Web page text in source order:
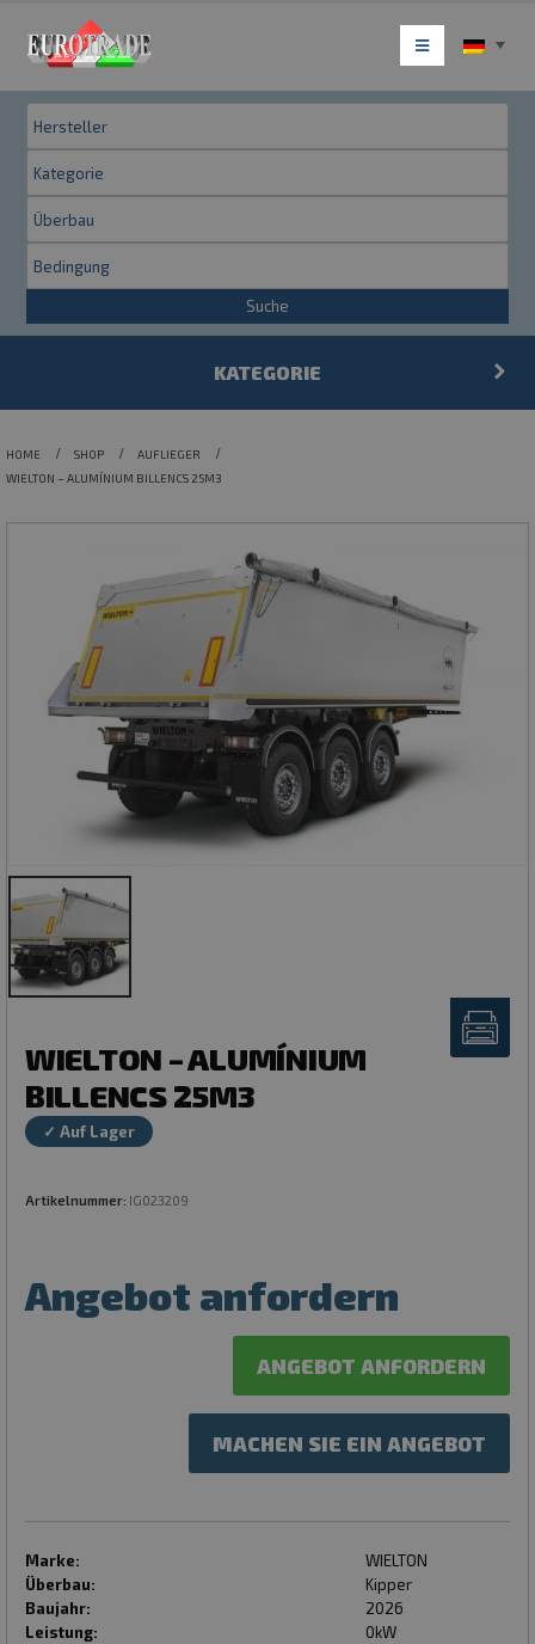
Suche
KATEGORIE
HOME SHOP
AUFLIEGER
WIELTON – ALUMÍNIUM BILLENCS 25M3
WIELTON – ALUMÍNIUM
BILLENCS 25M3
✓ Auf Lager
Artikelnummer: IG023209
Angebot anfordern
ANGEBOT ANFORDERN
MACHEN SIE EIN ANGEBOT
Marke:
WIELTON
Überbau:
Kipper
Baujahr:
2026
Leistung:
0kW